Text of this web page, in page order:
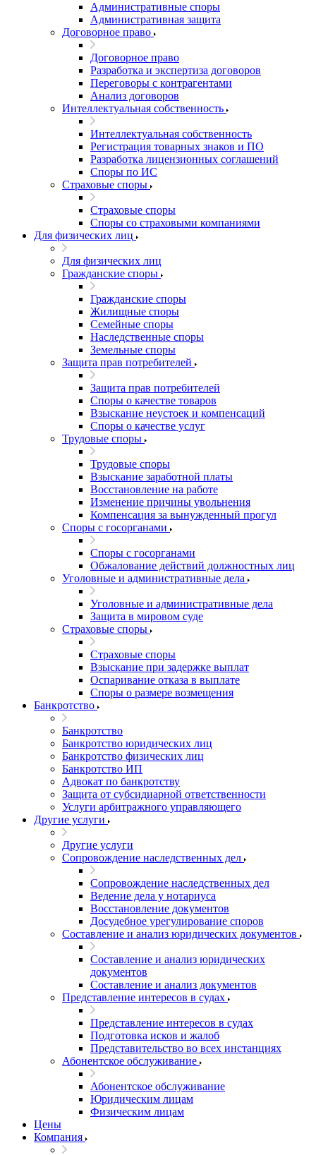
Административные споры
Административная защита
Договорное право
Договорное право
Разработка и экспертиза договоров
Переговоры с контрагентами
Анализ договоров
Интеллектуальная собственность
Интеллектуальная собственность
Регистрация товарных знаков и ПО
Разработка лицензионных соглашений
Споры по ИС
Страховые споры
Страховые споры
Споры со страховыми компаниями
Для физических лиц
Для физических лиц
Гражданские споры
Гражданские споры
Жилищные споры
Семейные споры
Наследственные споры
Земельные споры
Защита прав потребителей
Защита прав потребителей
Споры о качестве товаров
Взыскание неустоек и компенсаций
Споры о качестве услуг
Трудовые споры
Трудовые споры
Взыскание заработной платы
Восстановление на работе
Изменение причины увольнения
Компенсация за вынужденный прогул
Споры с госорганами
Споры с госорганами
Обжалование действий должностных лиц
Уголовные и административные дела
Уголовные и административные дела
Защита в мировом суде
Страховые споры
Страховые споры
Взыскание при задержке выплат
Оспаривание отказа в выплате
Споры о размере возмещения
Банкротство
Банкротство
Банкротство юридических лиц
Банкротство физических лиц
Банкротство ИП
Адвокат по банкротству
Защита от субсидиарной ответственности
Услуги арбитражного управляющего
Другие услуги
Другие услуги
Сопровождение наследственных дел
Сопровождение наследственных дел
Ведение дела у нотариуса
Восстановление документов
Досудебное урегулирование споров
Составление и анализ юридических документов
Составление и анализ юридических
документов
Составление и анализ документов
Представление интересов в судах
Представление интересов в судах
Подготовка исков и жалоб
Представительство во всех инстанциях
Абонентское обслуживание
Абонентское обслуживание
Юридическим лицам
Физическим лицам
Цены
Компания